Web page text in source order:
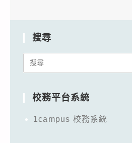
搜尋
Search
校務平台系統
1campus 校務系統